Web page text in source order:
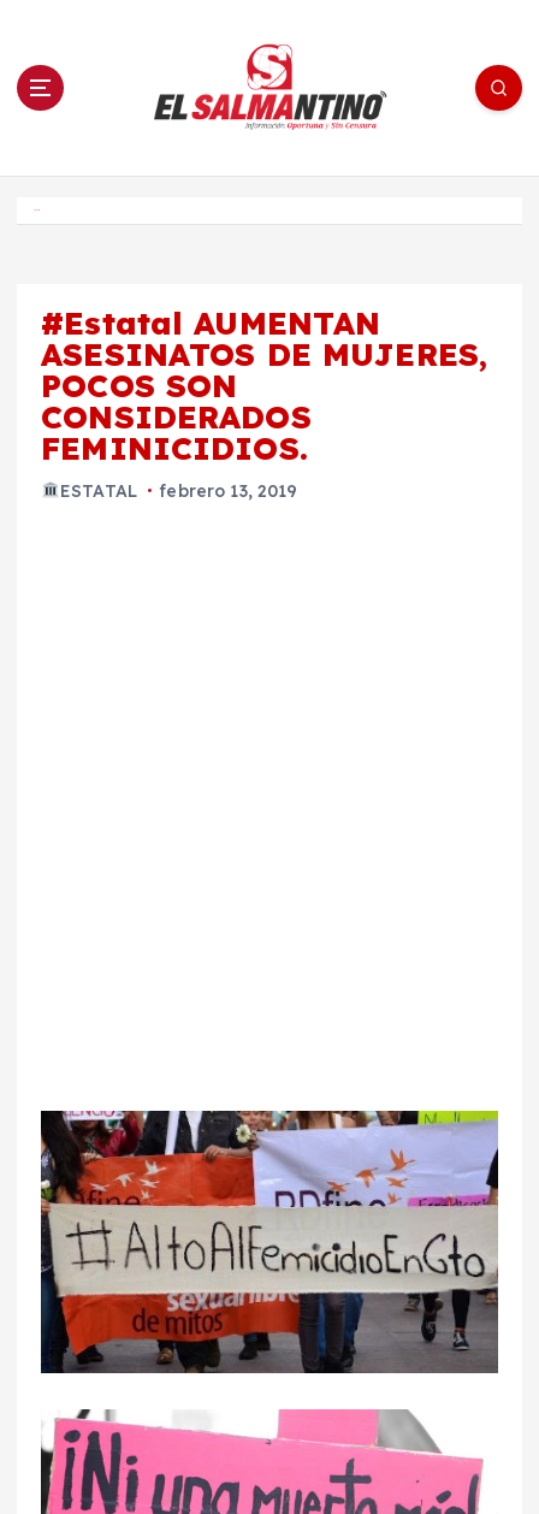
n El Salmantino - medios/noticias/editorial
#Estatal AUMENTAN
ASESINATOS DE MUJERES,
POCOS SON
CONSIDERADOS
FEMINICIDIOS.
ESTATAL febrero 13, 2019